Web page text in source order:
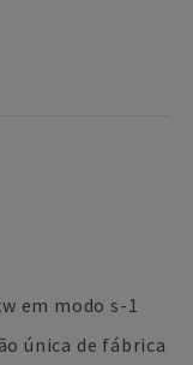
em modo s-1
única de fábrica